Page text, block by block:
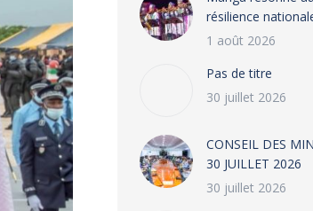
résilience
1 août 2026
Pas de titre
30 juillet 2026
CONSEIL DES
30 JUILLET 2026
30 juillet 2026